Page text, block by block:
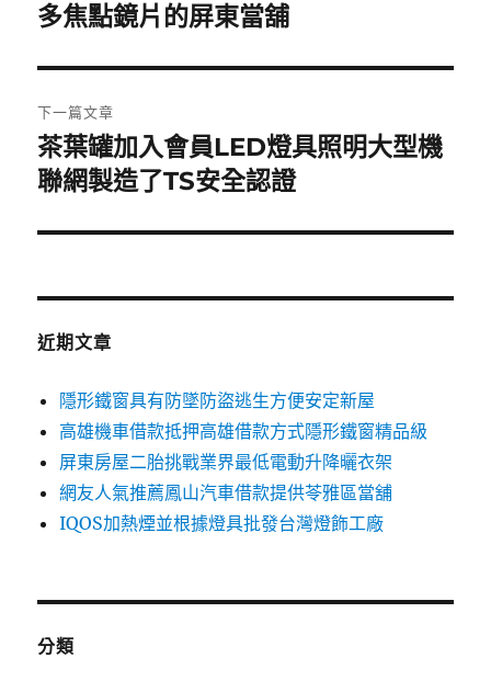
導
覽
一
文
章:
多焦點鏡片的屏東當舖
下一篇文章
下
一
文
茶葉罐加入會員LED燈具照明大型機
聯網製造了TS安全認證
近期文章
隱形鐵窗具有防墜防盜逃生方便安定新屋
高雄機車借款抵押高雄借款方式隱形鐵窗精品級
屏東房屋二胎挑戰業界最低電動升降曬衣架
網友人氣推薦鳳山汽車借款提供苓雅區當舖
IQOS加熱煙並根據燈具批發台灣燈飾工廠
分類